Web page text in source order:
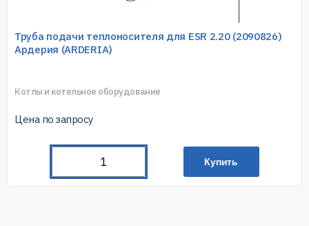
Труба подачи теплоносителя для ESR 2.20 (2090826)
Ардерия (ARDERIA)
Котлы и котельное оборудование
Цена по запросу
Купить